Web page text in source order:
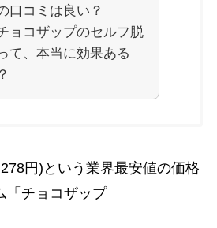
口コミは良い？
ョコザップのセルフ脱
て、本当に効果ある
円)という業界最安値の価格
「チョコザップ